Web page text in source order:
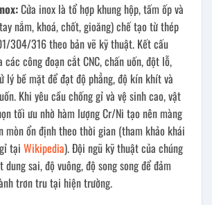
Cửa inox là tổ hợp khung hộp, tấm ốp và
nắm, khoá, chốt, gioăng) chế tạo từ thép
304/316 theo bản vẽ kỹ thuật. Kết cấu
các công đoạn cắt CNC, chấn uốn, đột lỗ,
lý bề mặt để đạt độ phẳng, độ kín khít và
Khi yêu cầu chống gỉ và vệ sinh cao, vật
tối ưu nhờ hàm lượng Cr/Ni tạo nên màng
mòn ổn định theo thời gian (tham khảo khái
tại Wikipedia). Đội ngũ kỹ thuật của chúng
sai, độ vuông, độ song song để đảm
trơn tru tại hiện trường.